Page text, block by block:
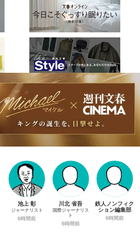
池上 彰
ジャーナリスト
6時間前
川北 省吾
国際ジャーナリス
ト
6時間前
鉄人ノンフィク
ション編集部
6時間前